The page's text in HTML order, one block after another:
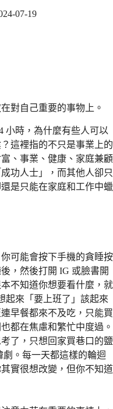
07-19
對自己重要的事物上。
小時，為什麼有些人可以
這裡指的不只是事業上的
、事業、健康、家庭兼顧
功人士」，而其他人卻只
是只能在家庭和工作中蠟
可能會按下手機的貪睡按
，然後打開 IG 或臉書開
不知道你想要看什麼，就
起來「要上班了」該起來
早餐都來不及吃，只能買
都在焦慮和繁忙中度過。
了，只想回家買巷口的鹽
。每一天都這樣的輪迴
實很想改變，但你不知道